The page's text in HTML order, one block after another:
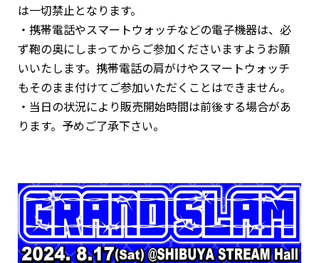
は一切禁止となります。
・携帯電話やスマートウォッチなどの電子機器は、必
ず鞄の奥にしまってからご参加くださいますようお願
いいたします。携帯電話の肩がけやスマートウォッチ
もそのまま付けてご参加いただくことはできません。
・当日の状況により販売開始時間は前後する場合があ
ります。予めご了承下さい。